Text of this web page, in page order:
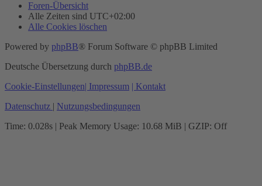
Foren-Übersicht
Alle Zeiten sind UTC+02:00
Alle Cookies löschen
Powered by phpBB® Forum Software © phpBB Limited
Deutsche Übersetzung durch phpBB.de
Cookie-Einstellungen| Impressum | Kontakt
Datenschutz | Nutzungsbedingungen
Time: 0.028s | Peak Memory Usage: 10.68 MiB | GZIP: Off